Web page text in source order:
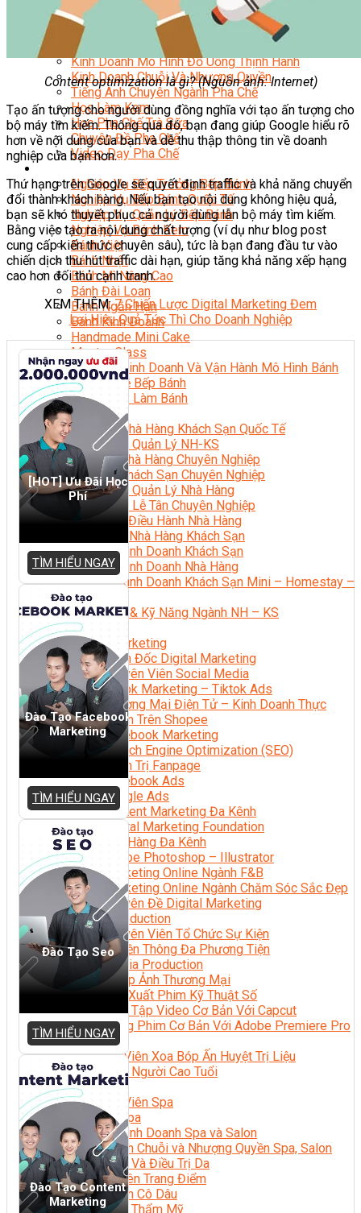
Cà Phê Pha Máy
Khởi Sự Kinh Doanh Cafe – Chuỗi Cafe
Bí Quyết Khởi Nghiệp Mô Hình Đồ Uống
Kinh Doanh Mô Hình Đồ Uống Thịnh Hành
Kinh Doanh Chuỗi Và Nhượng Quyền
Tiếng Anh Chuyên Ngành Pha Chế
Học Làm Kem
Học Pha Chế Trà Sữa
Chuyên Đề Pha Chế
Video Dạy Pha Chế
Nghiệp Vụ Bếp Trưởng Bếp Bánh
Nghiệp Vụ Bếp Bánh Quốc Tế
Nghiệp Vụ Quản Lý Bếp Bánh
Nghiệp Vụ Bánh Kem
Bánh Việt
Bánh Nhật
Bánh Mì Nâng Cao
Bánh Đài Loan
Bánh Ngắn Hạn
Bánh Kinh Doanh
Handmade Mini Cake
Master Class
Bí Quyết Kinh Doanh Và Vận Hành Mô Hình Bánh
Chuyên Đề Bếp Bánh
Video Dạy Làm Bánh
Quản Trị NHKS
Quản Trị Nhà Hàng Khách Sạn Quốc Tế
Nghiệp Vụ Quản Lý NH-KS
Quản Lý Nhà Hàng Chuyên Nghiệp
Quản Lý Khách Sạn Chuyên Nghiệp
Nghiệp Vụ Quản Lý Nhà Hàng
Nghiệp Vụ Lễ Tân Chuyên Nghiệp
Giám Đốc Điều Hành Nhà Hàng
Tiếng Anh Nhà Hàng Khách Sạn
Khởi Sự Kinh Doanh Khách Sạn
Khởi Sự Kinh Doanh Nhà Hàng
Khởi Sự Kinh Doanh Khách Sạn Mini – Homestay –
AirBnB
Kiến Thức & Kỹ Năng Ngành NH – KS
Marketing
Digital Marketing
Giám Đốc Digital Marketing
Chuyên Viên Social Media
Tiktok Marketing – Tiktok Ads
Thương Mại Điện Tử – Kinh Doanh Thực
Chiến Trên Shopee
Facebook Marketing
Search Engine Optimization (SEO)
Quản Trị Fanpage
Facebook Ads
Google Ads
Content Marketing Đa Kênh
Digital Marketing Foundation
Bán Hàng Đa Kênh
Adobe Photoshop – Illustrator
Marketing Online Ngành F&B
Marketing Online Ngành Chăm Sóc Sắc Đẹp
Chuyên Đề Digital Marketing
Media Production
Chuyên Viên Tổ Chức Sự Kiện
Truyền Thông Đa Phương Tiện
Media Production
Nhiếp Ảnh Thương Mại
Sản Xuất Phim Kỹ Thuật Số
Biên Tập Video Cơ Bản Với Capcut
Dựng Phim Cơ Bản Với Adobe Premiere Pro
Sức Khỏe
Kỹ Thuật Viên Xoa Bóp Ấn Huyệt Trị Liệu
Chăm Sóc Người Cao Tuổi
Sắc Đẹp
Kỹ Thuật Viên Spa
Quản Lý Spa
Khởi Sự Kinh Doanh Spa và Salon
Kinh Doanh Chuỗi và Nhượng Quyền Spa, Salon
Chăm Sóc Và Điều Trị Da
Chuyên Viên Trang Điểm
Trang Điểm Cô Dâu
Phun Xăm Thẩm Mỹ
Content optimization là gì? (Nguồn ảnh: Internet)
Tạo ấn tượng cho người dùng đồng nghĩa với tạo ấn tượng cho
bộ máy tìm kiếm. Thông qua đó, bạn đang giúp Google hiểu rõ
hơn về nội dung của bạn và dễ thu thập thông tin về doanh
nghiệp của bạn hơn.
Thứ hạng trên Google sẽ quyết định traffic và khả năng chuyển
đổi thành khách hàng. Nếu bạn tạo nội dung không hiệu quả,
bạn sẽ khó thuyết phục cả người dùng lẫn bộ máy tìm kiếm.
Bằng việc tạo ra nội dung chất lượng (ví dụ như blog post
cung cấp kiến thức chuyên sâu), tức là bạn đang đầu tư vào
chiến dịch thu hút traffic dài hạn, giúp tăng khả năng xếp hạng
cao hơn đối thủ cạnh tranh.
XEM THÊM:7 Chiến Lược Digital Marketing Đem
Lại Hiệu Quả Tức Thì Cho Doanh Nghiệp
[HOT] Ưu Đãi Học
Phí
TÌM HIỂU NGAY
Đào Tạo Facebook
Marketing
TÌM HIỂU NGAY
Đào Tạo Seo
TÌM HIỂU NGAY
Đào Tạo Content
Marketing